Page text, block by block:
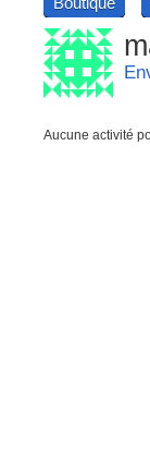
Aucune activité